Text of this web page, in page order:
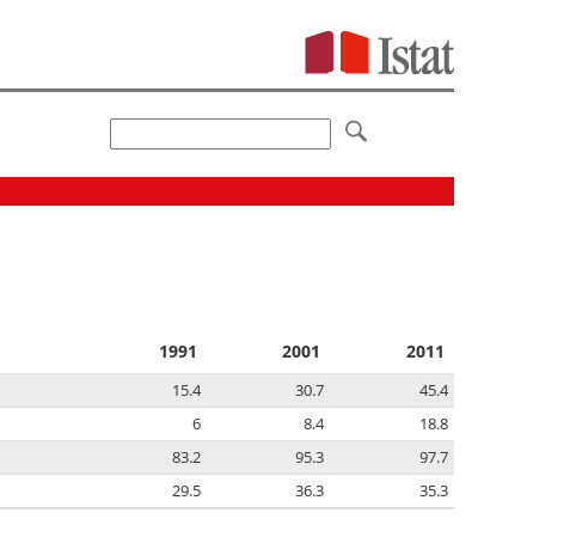
1991 2001 2011
15.4 30.7
45.4
6 8.4
18.8
83.2 95.3
97.7
29.5 36.3 35.3